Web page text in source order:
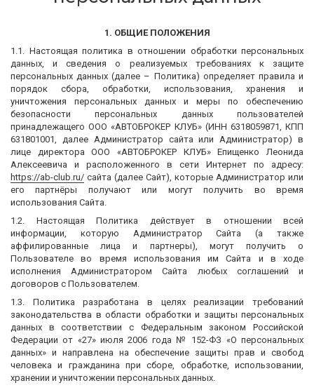
1. ОБЩИЕ ПОЛОЖЕНИЯ
1.1. Настоящая политика в отношении обработки персональных
данных, и сведения о реализуемых требованиях к защите
персональных данных (далее – Политика) определяет правила и
порядок сбора, обработки, использования, хранения и
уничтожения персональных данных и меры по обеспечению
безопасности персональных данных пользователей
принадлежащего ООО «АВТОБРОКЕР КЛУБ» (ИНН 6318059871, КПП
631801001, далее Администратор сайта или Администратор) в
лице директора ООО «АВТОБРОКЕР КЛУБ» Епищенко Леонида
Алексеевича и расположенного в сети Интернет по адресу:
https://ab-club.ru/ сайта (далее Сайт), которые Администратор или
его партнёры получают или могут получить во время
использования Сайта.
1.2. Настоящая Политика действует в отношении всей
информации, которую Администратор Сайта (а также
аффилированные лица и партнеры), могут получить о
Пользователе во время использования им Сайта и в ходе
исполнения Администратором Сайта любых соглашений и
договоров с Пользователем.
1.3. Политика разработана в целях реализации требований
законодательства в области обработки и защиты персональных
данных в соответствии с Федеральным законом Российской
Федерации от «27» июля 2006 года № 152-ФЗ «О персональных
данных» и направлена на обеспечение защиты прав и свобод
человека и гражданина при сборе, обработке, использовании,
хранении и уничтожении персональных данных.